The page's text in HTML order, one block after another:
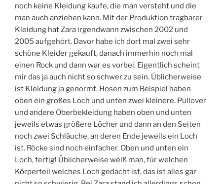
noch keine Kleidung kaufe, die man versteht und die
man auch anziehen kann. Mit der Produktion tragbarer
Kleidung hat Zara irgendwann zwischen 2002 und
2005 aufgehört. Davor habe ich dort mal zwei sehr
schöne Kleider gekauft, danach immerhin noch mal
einen Rock und dann war es vorbei. Eigentlich scheint
mir das ja auch nicht so schwer zu sein. Üblicherweise
ist Kleidung ja genormt. Hosen zum Beispiel haben
oben ein großes Loch und unten zwei kleinere. Pullover
und andere Oberbekleidung haben oben und unten
jeweils etwas größere Löcher und dann an den Seiten
noch zwei Schläuche, an deren Ende jeweils ein Loch
ist. Röcke sind noch einfacher. Oben und unten ein
Loch, fertig! Üblicherweise weiß man, für welchen
Körperteil welches Loch gedacht ist, das ist alles gar